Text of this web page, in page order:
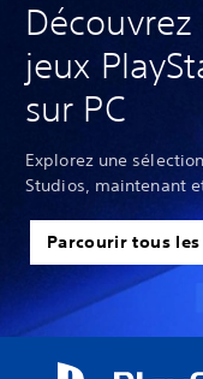
jeux
sur PC
Explorez une
Studios, maintenant
Parcourir tous les